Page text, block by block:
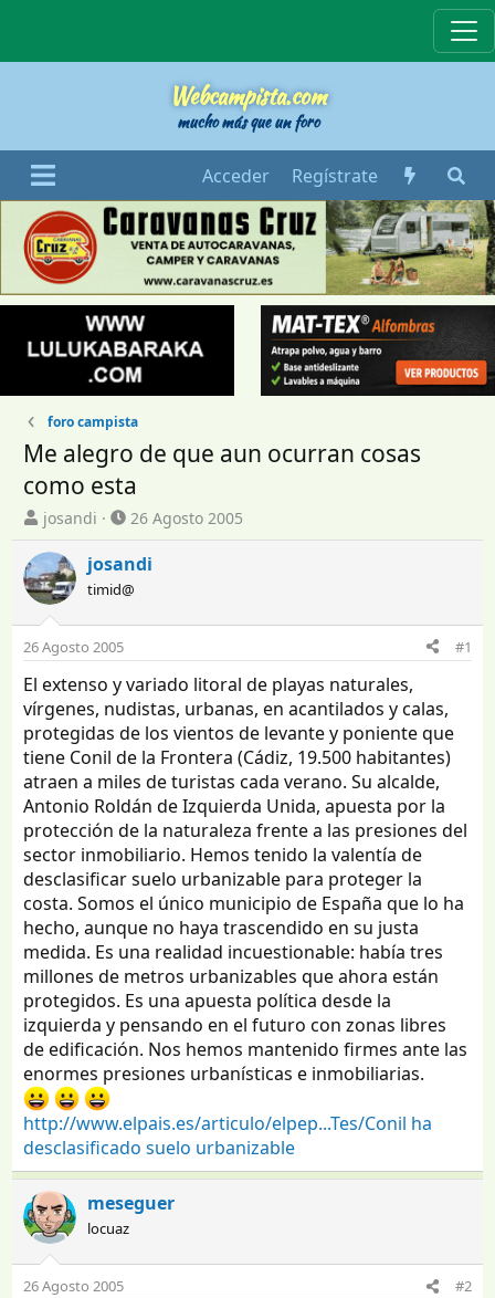
Webcampista.com
mucho más que un foro
Acceder Regístrate
foro campista
Me alegro de que aun ocurran cosas
como esta
I
n
i
c
i
a
d
o
r
d
e
t
e
m
a
josandi
F
e
c
a
d
i
n
i
c
o
26 Agosto 2005
josandi
timid@
26 Agosto 2005 #1
El extenso y variado litoral de playas naturales,
vírgenes, nudistas, urbanas, en acantilados y calas,
protegidas de los vientos de levante y poniente que
tiene Conil de la Frontera (Cádiz, 19.500 habitantes)
atraen a miles de turistas cada verano. Su alcalde,
Antonio Roldán de Izquierda Unida, apuesta por la
protección de la naturaleza frente a las presiones del
sector inmobiliario. Hemos tenido la valentía de
desclasificar suelo urbanizable para proteger la
costa. Somos el único municipio de España que lo ha
hecho, aunque no haya trascendido en su justa
medida. Es una realidad incuestionable: había tres
millones de metros urbanizables que ahora están
protegidos. Es una apuesta política desde la
izquierda y pensando en el futuro con zonas libres
de edificación. Nos hemos mantenido firmes ante las
enormes presiones urbanísticas e inmobiliarias.
http://www.elpais.es/articulo/elpep...Tes/Conil ha
desclasificado suelo urbanizable
meseguer
locuaz
26 Agosto 2005 #2